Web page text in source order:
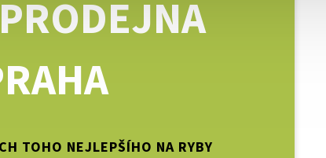
TOHO NEJLEPŠÍHO NA RYBY